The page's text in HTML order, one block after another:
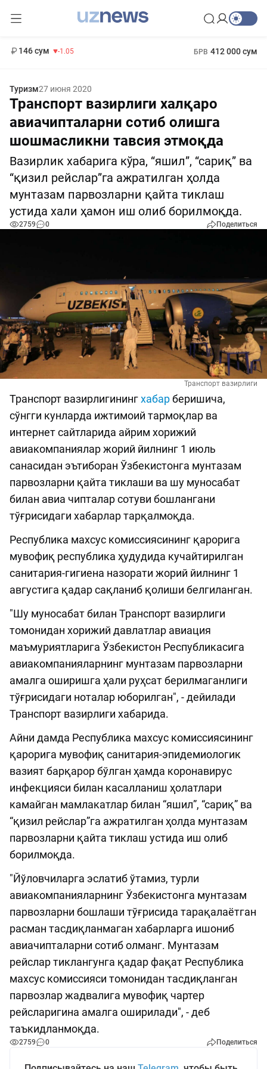
146 сум -1.05 БРВ 412 000 сум
Туризм27 июня 2020
Транспорт вазирлиги халқаро
авиачипталарни сотиб олишга
шошмасликни тавсия этмоқда
Вазирлик хабарига кўра, “яшил”, “сариқ” ва
“қизил рейслар”га ажратилган ҳолда
мунтазам парвозларни қайта тиклаш
устида хали ҳамон иш олиб борилмоқда.
2759 0 Поделиться
Транспорт вазирлиги
Транспорт вазирлигинингхабарберишича,
сўнгги кунларда ижтимоий тармоқлар ва
интернет сайтларида айрим хорижий
авиакомпаниялар жорий йилнинг 1 июль
санасидан эътиборан Ўзбекистонга мунтазам
парвозларни қайта тиклаши ва шу муносабат
билан авиа чипталар сотуви бошлангани
тўғрисидаги хабарлар тарқалмоқда.
Республика махсус комиссиясининг қарорига
мувофиқ республика ҳудудида кучайтирилган
санитария-гигиена назорати жорий йилнинг 1
августига қадар сақланиб қолиши белгиланган.
"Шу муносабат билан Транспорт вазирлиги
томонидан хорижий давлатлар авиация
маъмуриятларига Ўзбекистон Республикасига
авиакомпанияларнинг мунтазам парвозларни
амалга оширишга ҳали руҳсат берилмаганлиги
тўғрисидаги ноталар юборилган", - дейилади
Транспорт вазирлиги хабарида.
Айни дамда Республика махсус комиссиясининг
қарорига мувофиқ санитария-эпидемиологик
вазият барқарор бўлган ҳамда коронавирус
инфекцияси билан касалланиш ҳолатлари
камайган мамлакатлар билан “яшил”, “сариқ” ва
“қизил рейслар”га ажратилган ҳолда мунтазам
парвозларни қайта тиклаш устида иш олиб
борилмоқда.
"Йўловчиларга эслатиб ўтамиз, турли
авиакомпанияларнинг Ўзбекистонга мунтазам
парвозларни бошлаши тўғрисида тарақалаётган
расман тасдиқланмаган хабарларга ишониб
авиачипталарни сотиб олманг. Мунтазам
рейслар тиклангунга қадар фақат Республика
махсус комиссияси томонидан тасдиқланган
парвозлар жадвалига мувофиқ чартер
рейсларигина амалга оширилади", - деб
таъкидланмоқда.
2759 0 Поделиться